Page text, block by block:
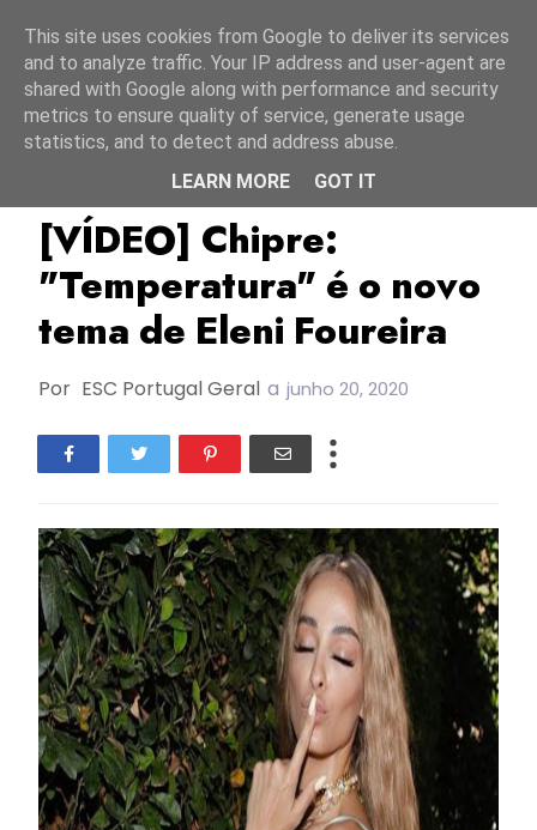
Eleni Foureira ESC2018
[VÍDEO] Chipre:
"Temperatura" é o novo
tema de Eleni Foureira
Por ESC Portugal Geral a junho 20, 2020
This site uses cookies from Google to deliver its services
and to analyze traffic. Your IP address and user-agent are
shared with Google along with performance and security
metrics to ensure quality of service, generate usage
statistics, and to detect and address abuse.
LEARN MORE
GOT IT